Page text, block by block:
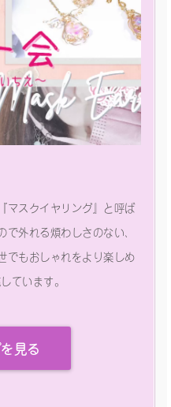
マスクイヤリング』と呼ば
外れる煩わしさのない、
でもおしゃれをより楽しめ
ています。
見る